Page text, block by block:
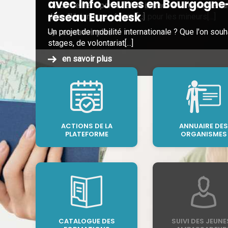
Même si la plupart des programmes de mobilité
cependant des possibilités pour les mineurs[...]
en savoir plus
Mode de transport à faible impact
dans l’Union européenne.[...]
en savoir plus
avec Info Jeunes en
réseau Eurodesk
Un projet de mobilité internationale ? Que l'on
stages, de volontariat[...]
en savoir plus
ACTIONS DE LA
PLATEFORME
ANNUAIRE DES
ORGANISMES
CATALOGUE DES
SUIVI DES